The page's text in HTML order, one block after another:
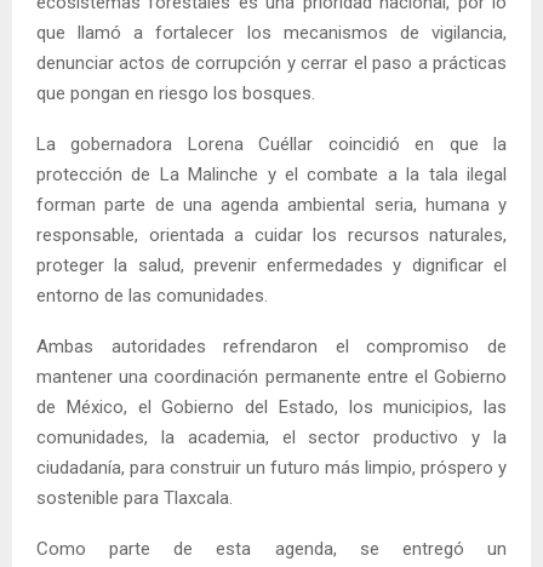
que llamó a fortalecer los mecanismos de vigilancia,
denunciar actos de corrupción y cerrar el paso a prácticas
que pongan en riesgo los bosques.
La gobernadora Lorena Cuéllar coincidió en que la
protección de La Malinche y el combate a la tala ilegal
forman parte de una agenda ambiental seria, humana y
responsable, orientada a cuidar los recursos naturales,
proteger la salud, prevenir enfermedades y dignificar el
entorno de las comunidades.
Ambas autoridades refrendaron el compromiso de
mantener una coordinación permanente entre el Gobierno
de México, el Gobierno del Estado, los municipios, las
comunidades, la academia, el sector productivo y la
ciudadanía, para construir un futuro más limpio, próspero y
sostenible para Tlaxcala.
Como parte de esta agenda, se entregó un